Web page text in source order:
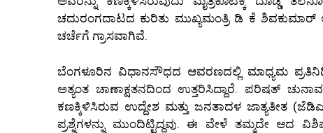
ಚದುರಂಗದಾಟದ ಕುರಿತು ಮುಖ್ಯಮಂತ್ರಿ ಡಿ ಕೆ ಶಿವಕುಮಾರ್
ಚರ್ಚೆಗೆ ಗ್ರಾಸವಾಗಿವೆ.
ಬೆಂಗಳೂರಿನ ವಿಧಾನಸೌಧದ ಆವರಣದಲ್ಲಿ ಮಾಧ್ಯಮ
ಅತ್ಯಂತ ಚಾಣಾಕ್ಷತನದಿಂದ ಉತ್ತರಿಸಿದ್ದಾರೆ. ಪರಿಷತ್
ಕಣಕ್ಕಿಳಿಸಿರುವ ಉದ್ದೇಶ ಮತ್ತು ಜನತಾದಳ ಜಾತ್ಯತೀತ
ಪ್ರಶ್ನೆಗಳನ್ನು ಮುಂದಿಟ್ಟಿದ್ದವು. ಈ ವೇಳೆ ತಮ್ಮದೇ ಆದ